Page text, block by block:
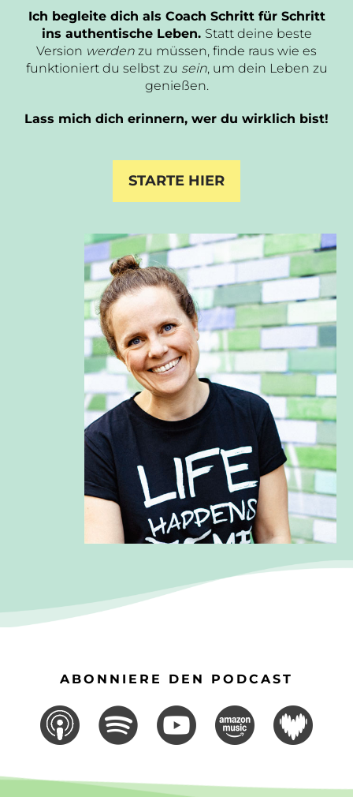
Ich begleite dich als Coach Schritt für Schritt
ins authentische Leben. Statt deine beste
Version werden zu müssen, finde raus wie es
funktioniert du selbst zu sein, um dein Leben zu
genießen.
Lass mich dich erinnern, wer du wirklich bist!
STARTE HIER
ABONNIERE DEN PODCAST